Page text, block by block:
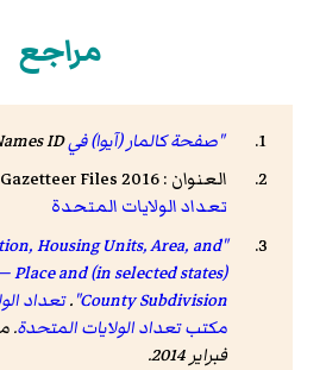
مراجع
"صفحة كالمار (آيوا) في GeoNames ID"ID
العنوان : 2016 U.S. Gazetteer Files — الناشر:
تعداد الولايات المتحدة
Housing Units, Area, and
Place and (in selected states)
County Subdivision"
.تعداد
مكتب تعداد الولايات المتحدة.
فبراير 2014
.